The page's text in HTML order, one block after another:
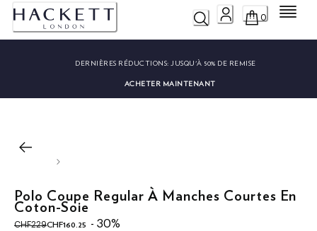
0 Menu
DERNIÈRES RÉDUCTIONS: JUSQU'À 50% DE REMISE
ACHETER MAINTENANT
Polo Coupe Regular À Manches Courtes En
Coton-Soie
CHF229
original price CHF229
CHF160.25
current price CHF160.25
- 30%